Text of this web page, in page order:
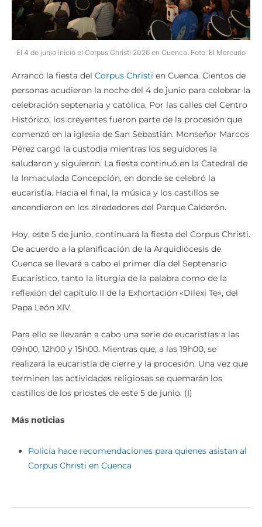
El 4 de junio inició el Corpus Christi 2026 en Cuenca. Foto: El Mercurio
Arrancó la fiesta del Corpus Christi en Cuenca. Cientos de
personas acudieron la noche del 4 de junio para celebrar la
celebración septenaria y católica. Por las calles del Centro
Histórico, los creyentes fueron parte de la procesión que
comenzó en la iglesia de San Sebastián. Monseñor Marcos
Pérez cargó la custodia mientras los seguidores la
saludaron y siguieron. La fiesta continuó en la Catedral de
la Inmaculada Concepción, en donde se celebró la
eucaristía. Hacia el final, la música y los castillos se
encendieron en los alrededores del Parque Calderón.
Hoy, este 5 de junio, continuará la fiesta del Corpus Christi.
De acuerdo a la planificación de la Arquidiócesis de
Cuenca se llevará a cabo el primer día del Septenario
Eucarístico, tanto la liturgia de la palabra como de la
reflexión del capítulo II de la Exhortación «Dilexi Te», del
Papa León XIV.
Para ello se llevarán a cabo una serie de eucaristías a las
09h00, 12h00 y 15h00. Mientras que, a las 19h00, se
realizará la eucaristía de cierre y la procesión. Una vez que
terminen las actividades religiosas se quemarán los
castillos de los priostes de este 5 de junio. (I)
Más noticias
Policía hace recomendaciones para quienes asistan al
Corpus Christi en Cuenca